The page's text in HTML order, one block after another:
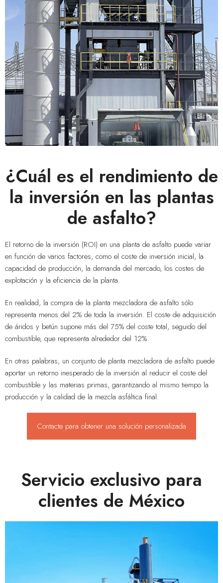
¿Cuál es el rendimiento de
la inversión en las plantas
de asfalto?
El retorno de la inversión (ROI) en una planta de asfalto puede variar
en función de varios factores, como el coste de inversión inicial, la
capacidad de producción, la demanda del mercado, los costes de
explotación y la eficiencia de la planta.
En realidad, la compra de la planta mezcladora de asfalto sólo
representa menos del 2% de toda la inversión. El coste de adquisición
de áridos y betún supone más del 75% del coste total, seguido del
combustible, que representa alrededor del 12%.
En otras palabras, un conjunto de planta mezcladora de asfalto puede
aportar un retorno inesperado de la inversión al reducir el coste del
combustible y las materias primas, garantizando al mismo tiempo la
producción y la calidad de la mezcla asfáltica final.
Contacte para obtener una solución personalizada
Servicio exclusivo para
clientes de México